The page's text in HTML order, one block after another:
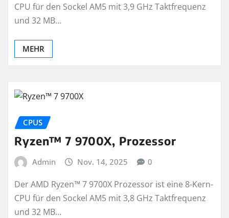
CPU für den Sockel AM5 mit 3,9 GHz Taktfrequenz
und 32 MB…
MEHR
CPUS
Ryzen™ 7 9700X, Prozessor
Admin Nov. 14, 2025 0
Der AMD Ryzen™ 7 9700X Prozessor ist eine 8-Kern-
CPU für den Sockel AM5 mit 3,8 GHz Taktfrequenz
und 32 MB…